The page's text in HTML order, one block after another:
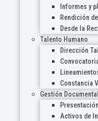
Informes y
Rendición
Desde la
Talento Humano
Dirección
Constancia
Gestión Documental
Presentación
Activos de